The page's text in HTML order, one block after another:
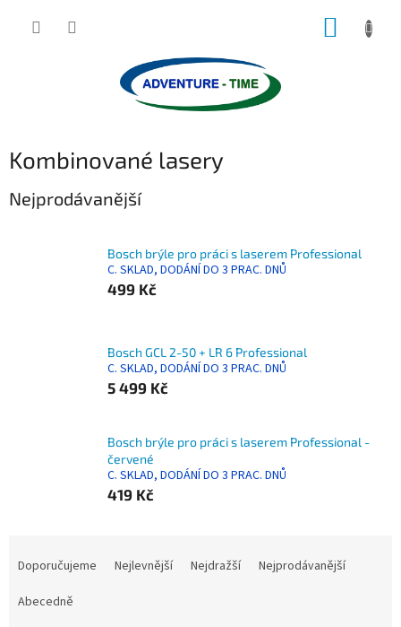
Kombinované lasery
Nejprodávanější
Bosch brýle pro práci s laserem Professional
C. SKLAD, DODÁNÍ DO 3 PRAC. DNŮ
499 Kč
Bosch GCL 2-50 + LR 6 Professional
C. SKLAD, DODÁNÍ DO 3 PRAC. DNŮ
5 499 Kč
Bosch brýle pro práci s laserem Professional -
červené
C. SKLAD, DODÁNÍ DO 3 PRAC. DNŮ
419 Kč
Doporučujeme Nejlevnější Nejdražší
Nejprodávanější
Abecedně